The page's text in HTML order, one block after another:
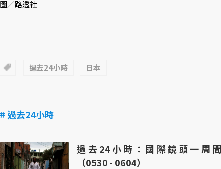
圖／路透社
過去24小時 日本
# 過去24小時
過去24小時：國際鏡頭一周間
（0530 - 0604）